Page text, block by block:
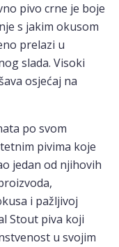
pivo crne je boje
s jakim okusom
prelazi u
slada. Visoki
osjećaj na
po svom
pivima koje
jedan od njihovih
i pažljivoj
Stout piva koji
u svojim